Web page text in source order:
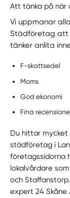
Att tänka på när
Vi uppmanar
Städföretag att
tänker anlita
F-skattsedel
Moms
God ekonomi
Fina
Du hittar
städföretag i
företagssidorna
lokalvårdare
och
expert 24 Skåne